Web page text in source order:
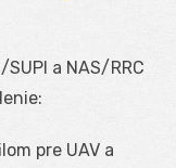
SUPI a NAS/RRC
pre UAV a